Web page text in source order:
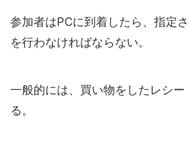
参加者はPCに到着したら、指定
を行わなければならない。
一般的には、買い物をしたレシ
る。